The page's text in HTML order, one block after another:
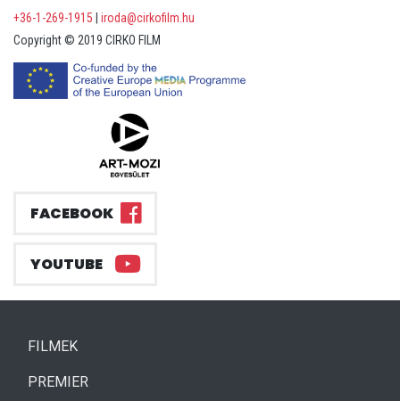
+36-1-269-1915
iroda@cirkofilm.hu
Copyright © 2019 CIRKO FILM
FACEBOOK
YOUTUBE
FILMEK(CURRENT)
PREMIER